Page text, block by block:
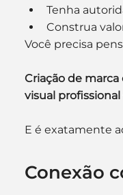
Tenha
Construa
Você precisa
Criação de
visual
E é exatamente
Conexão